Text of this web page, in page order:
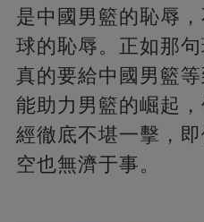
是中國男籃的恥辱
球的恥辱。正如那
真的要給中國男籃
能助力男籃的崛起
經徹底不堪一擊，
空也無濟于事。